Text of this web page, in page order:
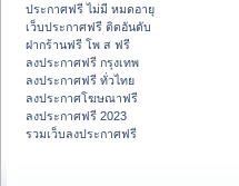
ประกาศฟรี ไม่มี หมดอายุ
เว็บประกาศฟรี ติดอันดับ
ฝากร้านฟรี โพ ส ฟรี
ลงประกาศฟรี กรุงเทพ
ลงประกาศฟรี ทั่วไทย
ลงประกาศโฆษณาฟรี
ลงประกาศฟรี 2023
รวมเว็บลงประกาศฟรี